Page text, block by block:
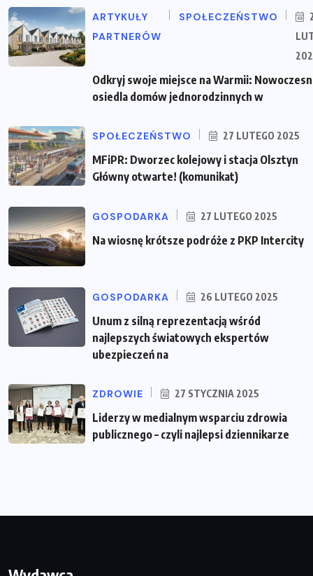
ARTYKUŁY
PARTNERÓW
SPOŁECZEŃSTWO
Odkryj swoje miejsce na Warmii:
osiedla domów jednorodzinnych w
SPOŁECZEŃSTWO 27 LUTEGO 2025
MFiPR: Dworzec kolejowy i stacja Olsztyn
Główny otwarte! (komunikat)
GOSPODARKA 27 LUTEGO 2025
Na wiosnę krótsze podróże z PKP Intercity
GOSPODARKA 26 LUTEGO 2025
Unum z silną reprezentacją wśród
najlepszych światowych ekspertów
ubezpieczeń na
ZDROWIE 27 STYCZNIA 2025
Liderzy w medialnym wsparciu zdrowia
publicznego – czyli najlepsi dziennikarze